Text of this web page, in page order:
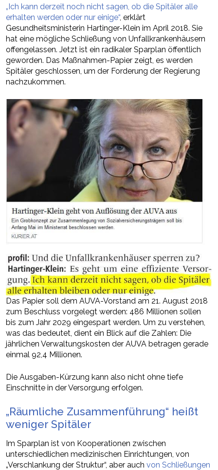
„Ich kann derzeit noch nicht sagen, ob die Spitäler alle
erhalten werden oder nur einige“, erklärt
Gesundheitsministerin Hartinger-Klein im April 2018. Sie
hat eine mögliche Schließung von Unfallkrankenhäusern
offengelassen. Jetzt ist ein radikaler Sparplan öffentlich
geworden. Das Maßnahmen-Papier zeigt, es werden
Spitäler geschlossen, um der Forderung der Regierung
nachzukommen.
Das Papier soll dem AUVA-Vorstand am 21. August 2018
zum Beschluss vorgelegt werden: 486 Millionen sollen
bis zum Jahr 2029 eingespart werden. Um zu verstehen,
was das bedeutet, dient ein Blick auf die Zahlen: Die
jährlichen Verwaltungskosten der AUVA betragen gerade
einmal 92,4 Millionen.
Die Ausgaben-Kürzung kann also nicht ohne tiefe
Einschnitte in der Versorgung erfolgen.
„Räumliche Zusammenführung“ heißt
weniger Spitäler
Im Sparplan ist von Kooperationen zwischen
unterschiedlichen medizinischen Einrichtungen, von
„Verschlankung der Struktur“, aber auch von Schließungen